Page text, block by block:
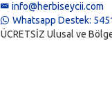
info@herbiseycii.com
Whatsapp Destek:
ÜCRETSİZ Ulusal ve